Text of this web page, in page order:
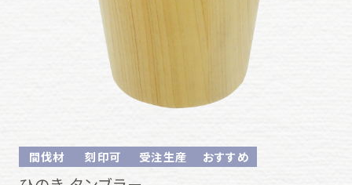
間伐材 刻印可 受注生産 おすすめ